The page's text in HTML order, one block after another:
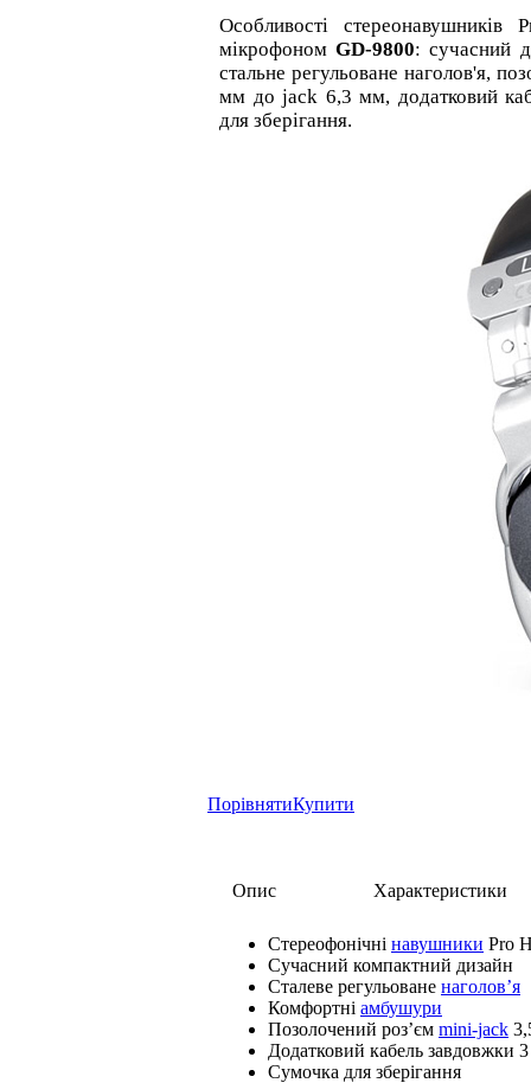
Особливості
мікрофономGD-9800: сучасний
стальне регульоване наголов'я,
мм до jack 6,3 мм, додатковий
для зберігання.
ПорівнятиКупити
Опис Характеристики
Стереофонічні навушники Pro
Сучасний компактний дизайн
Сталеве регульоване наголов’я
Комфортні амбушури
Позолочений роз’єм mini-jack
Додатковий кабель завдовжки
Сумочка для зберігання